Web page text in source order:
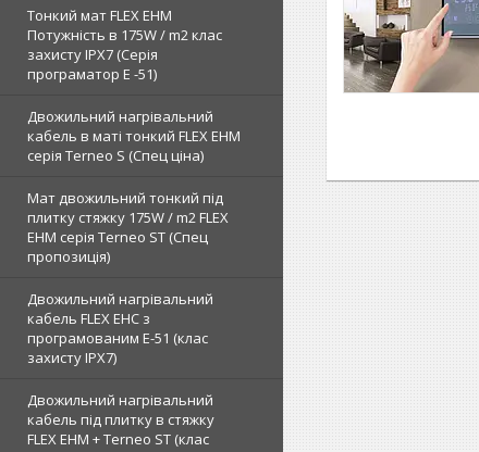
Тонкий мат FLEX EHM
Потужність в 175W / m2 клас
захисту IPX7 (Серія
програматор Е -51)
Двожильний нагрівальний
кабель в маті тонкий FLEX EHM
серія Terneo S (Спец ціна)
Мат двожильний тонкий під
плитку стяжку 175W / m2 FLEX
EHM серія Terneo SТ (Спец
пропозиція)
Двожильний нагрівальний
кабель FLEX EHС з
програмованим E-51 (клас
захисту IPX7)
Двожильний нагрівальний
кабель під плитку в стяжку
FLEX EHM + Terneo ST (клас